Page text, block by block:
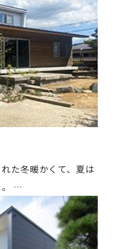
た冬暖かくて、夏は
。 …